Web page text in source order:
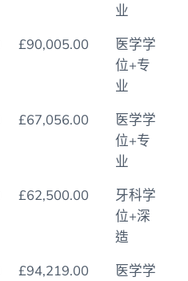
业
£90,005.00
医学学
位+专
业
£67,056.00
医学学
位+专
业
£62,500.00
牙科学
位+深
造
£94,219.00
医学学